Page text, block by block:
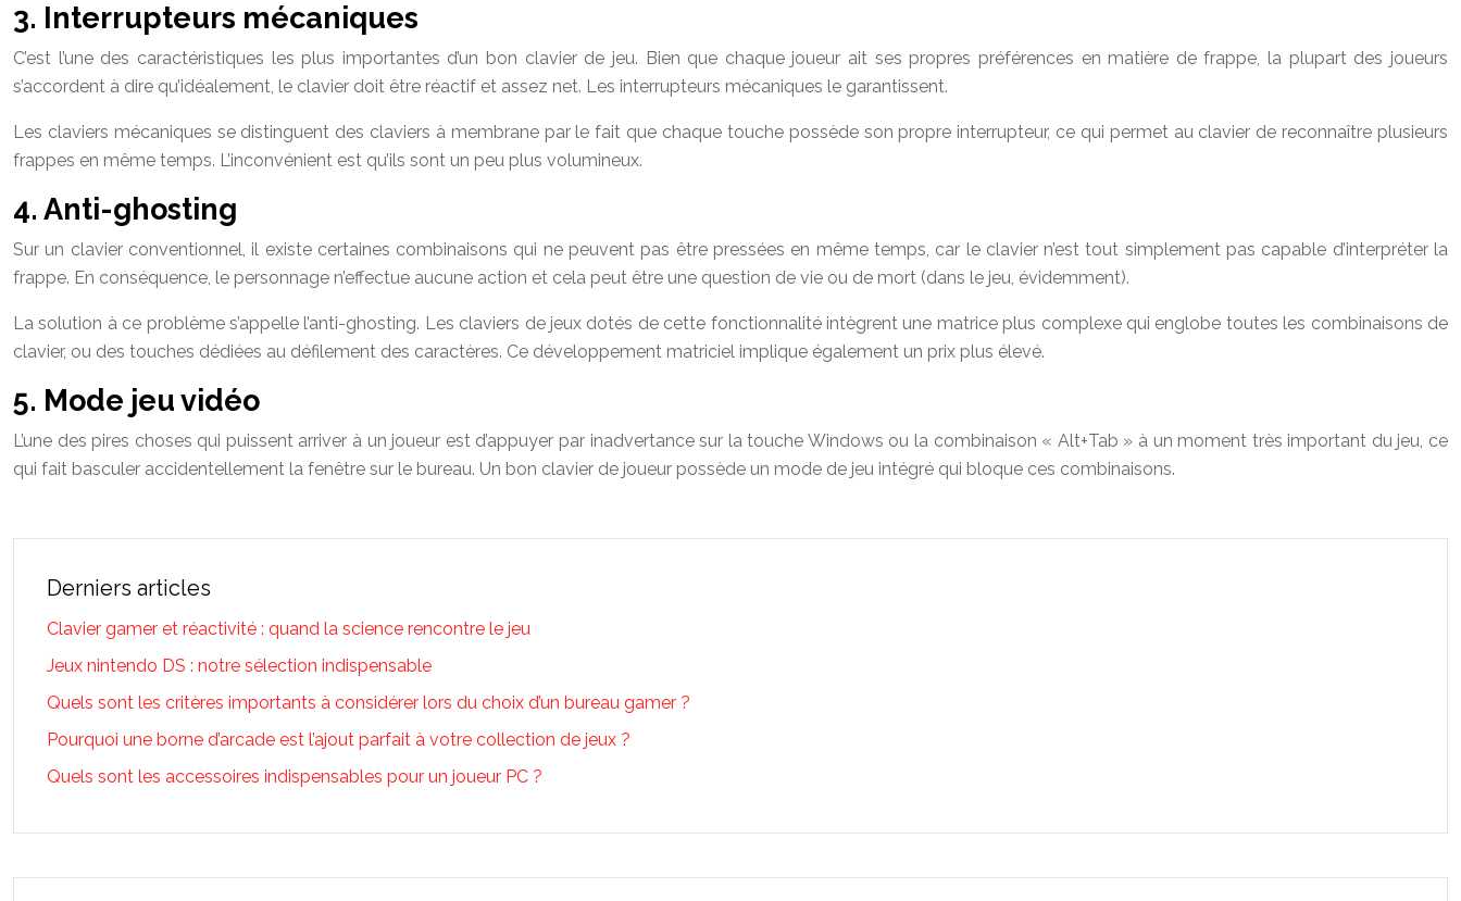
3. Interrupteurs mécaniques
C’est l’une des caractéristiques les plus importantes d’un bon clavier de jeu. Bien que chaque joueur ait ses propres préférences en matière de frappe, la plupart des joueurs
s’accordent à dire qu’idéalement, le clavier doit être réactif et assez net. Les interrupteurs mécaniques le garantissent.
Les claviers mécaniques se distinguent des claviers à membrane par le fait que chaque touche possède son propre interrupteur, ce qui permet au clavier de reconnaître plusieurs
frappes en même temps. L’inconvénient est qu’ils sont un peu plus volumineux.
4. Anti-ghosting
Sur un clavier conventionnel, il existe certaines combinaisons qui ne peuvent pas être pressées en même temps, car le clavier n’est tout simplement pas capable d’interpréter la
frappe. En conséquence, le personnage n’effectue aucune action et cela peut être une question de vie ou de mort (dans le jeu, évidemment).
La solution à ce problème s’appelle l’anti-ghosting. Les claviers de jeux dotés de cette fonctionnalité intègrent une matrice plus complexe qui englobe toutes les combinaisons de
clavier, ou des touches dédiées au défilement des caractères. Ce développement matriciel implique également un prix plus élevé.
5. Mode jeu vidéo
L’une des pires choses qui puissent arriver à un joueur est d’appuyer par inadvertance sur la touche Windows ou la combinaison « Alt+Tab » à un moment très important du jeu, ce
qui fait basculer accidentellement la fenêtre sur le bureau. Un bon clavier de joueur possède un mode de jeu intégré qui bloque ces combinaisons.
Derniers articles
Clavier gamer et réactivité : quand la science rencontre le jeu
Jeux nintendo DS : notre sélection indispensable
Quels sont les critères importants à considérer lors du choix d’un bureau gamer ?
Pourquoi une borne d’arcade est l’ajout parfait à votre collection de jeux ?
Quels sont les accessoires indispensables pour un joueur PC ?